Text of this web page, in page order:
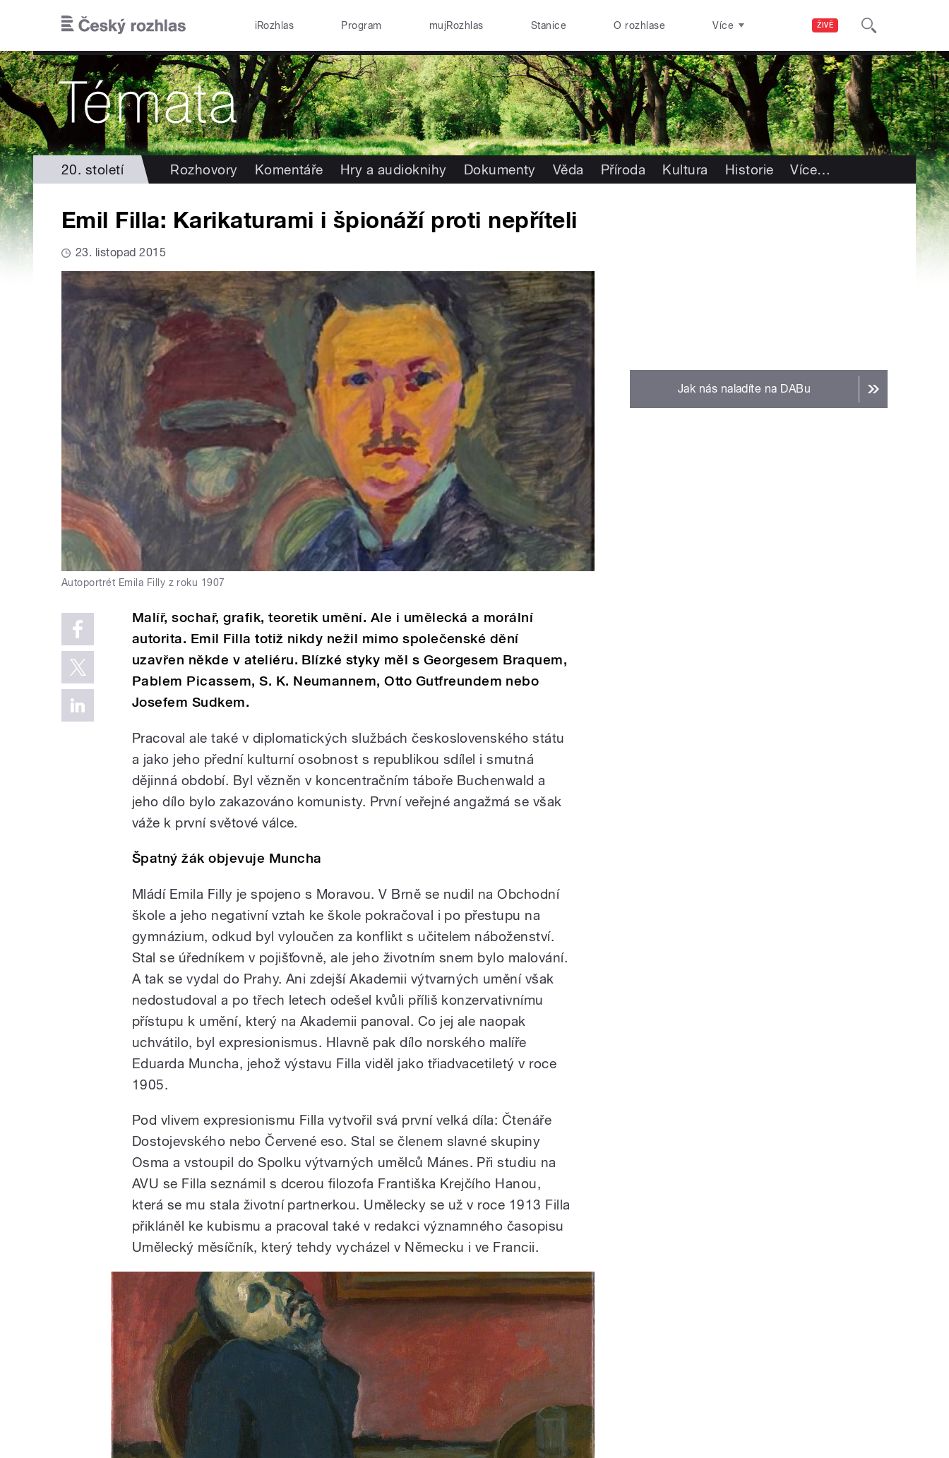
ŽIVĚ
iRozhlas Program mujRozhlas Stanice O rozhlase Více
20. století Rozhovory Komentáře Hry a audioknihy Dokumenty Věda Příroda Kultura Historie Více…
Emil Filla: Karikaturami i špionáží proti nepříteli
23. listopad 2015
Autoportrét Emila Filly z roku 1907
Malíř, sochař, grafik, teoretik umění. Ale i umělecká a morální
autorita. Emil Filla totiž nikdy nežil mimo společenské dění
uzavřen někde v ateliéru. Blízké styky měl s Georgesem Braquem,
Pablem Picassem, S. K. Neumannem, Otto Gutfreundem nebo
Josefem Sudkem.
Pracoval ale také v diplomatických službách československého státu
a jako jeho přední kulturní osobnost s republikou sdílel i smutná
dějinná období. Byl vězněn v koncentračním táboře Buchenwald a
jeho dílo bylo zakazováno komunisty. První veřejné angažmá se však
váže k první světové válce.
Špatný žák objevuje Muncha
Mládí Emila Filly je spojeno s Moravou. V Brně se nudil na Obchodní
škole a jeho negativní vztah ke škole pokračoval i po přestupu na
gymnázium, odkud byl vyloučen za konflikt s učitelem náboženství.
Stal se úředníkem v pojišťovně, ale jeho životním snem bylo malování.
A tak se vydal do Prahy. Ani zdejší Akademii výtvarných umění však
nedostudoval a po třech letech odešel kvůli příliš konzervativnímu
přístupu k umění, který na Akademii panoval. Co jej ale naopak
uchvátilo, byl expresionismus. Hlavně pak dílo norského malíře
Eduarda Muncha, jehož výstavu Filla viděl jako třiadvacetiletý v roce
1905.
Pod vlivem expresionismu Filla vytvořil svá první velká díla: Čtenáře
Dostojevského nebo Červené eso. Stal se členem slavné skupiny
Osma a vstoupil do Spolku výtvarných umělců Mánes. Při studiu na
AVU se Filla seznámil s dcerou filozofa Františka Krejčího Hanou,
která se mu stala životní partnerkou. Umělecky se už v roce 1913 Filla
přikláněl ke kubismu a pracoval také v redakci významného časopisu
Umělecký měsíčník, který tehdy vycházel v Německu i ve Francii.
Jak nás naladíte na DABu